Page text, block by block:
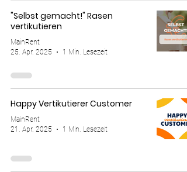
"Selbst gemacht!" Rasen
vertikutieren
MainRent
25. Apr. 2025
1 Min. Lesezeit
Happy Vertikutierer Customer
MainRent
21. Apr. 2025
1 Min. Lesezeit